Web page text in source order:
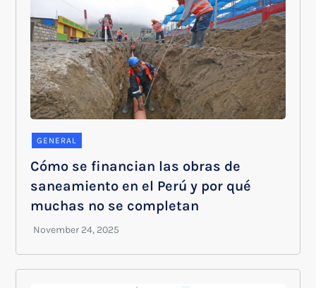
GENERAL
Cómo se financian las obras de
saneamiento en el Perú y por qué
muchas no se completan